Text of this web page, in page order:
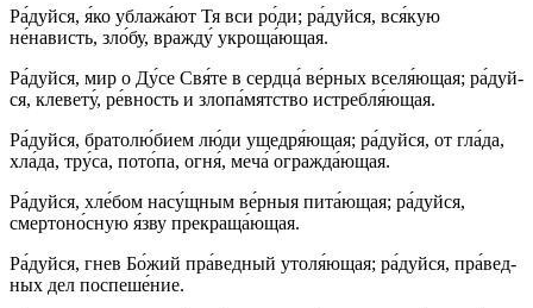
Ра́­дуй­ся, я́ко ублажа́ют Тя вси ро́­ди; ра́­дуй­ся, вся́­кую
не́нависть, зло́бу, вражду́ укроща́ющая.
Ра́­дуй­ся, мир о Ду́­се Свя́­те в серд­ца́ ве́р­ных вселя́ющая; ра́­дуй­
ся, клевету́, ре́в­ность и злопа́мятство истребля́ющая.
Ра́­дуй­ся, братолю́бием лю́­ди ущедря́ющая; ра́­дуй­ся, от гла́­да,
хла́да, тру́­са, по­то́­па, ог­ня́, ме­ча́ огражда́ющая.
Ра́­дуй­ся, хле́бом насу́щным ве́р­ныя пита́ющая; ра́­дуй­ся,
смертоно́сную я́зву прекраща́ющая.
Ра́­дуй­ся, гнев Бо́­жий пра́ведный утоля́ющая; ра́­дуй­ся, пра́­вед­
ных дел поспеше́ние.